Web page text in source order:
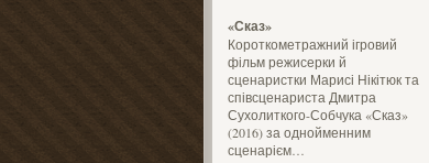
«Сказ»
Короткометражний ігровий
фільм режисерки й
сценаристки Марисі Нікітюк та
співсценариста Дмитра
Сухолиткого-Собчука «Сказ»
(2016) за однойменним
сценарієм…